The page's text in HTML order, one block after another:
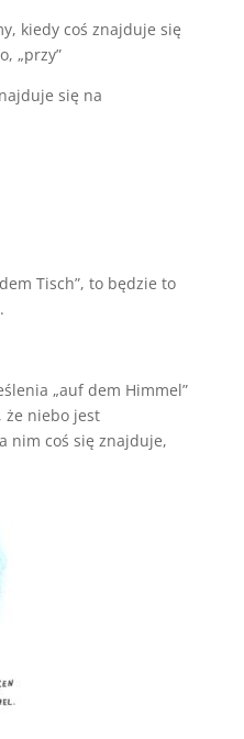
kiedy coś znajduje się
„przy”
się na
Tisch”, to będzie to
„auf dem Himmel”
że niebo jest
nim coś się znajduje,